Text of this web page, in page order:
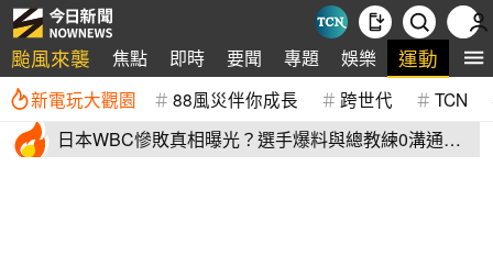
颱風來襲 焦點 即時 要聞 專題 娛樂 運動 全
新電玩大觀園 88風災伴你成長 跨世代 TCN
日本WBC慘敗真相曝光？選手爆料與總教練0溝通